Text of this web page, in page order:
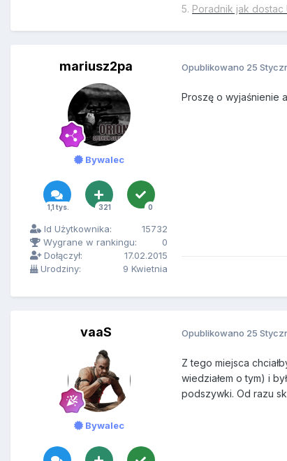
5. Poradnik jak
mariusz2pa
Bywalec
1,1 tys. 321 0
Id Użytkownika:
15732
Wygrane w rankingu:
0
Dołączył:
17.02.2015
Urodziny:
9 Kwietnia
Opublikowano 25
Proszę o wyjaśnienie
vaaS
Bywalec
Opublikowano 25
Z tego miejsca
wiedziałem o tym) i
podszywki. Od razu